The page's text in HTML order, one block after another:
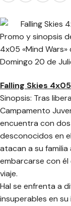
Promo y sinopsis
4x05 «Mind
Domingo 20 de
Falling Skies
Sinopsis: Tras
Campamento
encuentra con
desconocidos en
atacan a su familia
embarcarse con
viaje.
Hal se enfrenta a
insuperables en